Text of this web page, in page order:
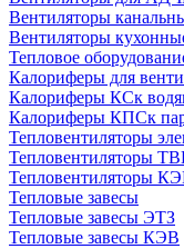
Вентиляторы
Вентиляторы
Тепловое
Калориферы для
Калориферы КСк
Калориферы КПСк
Тепловентиляторы
Тепловентиляторы
Тепловентиляторы
Тепловые завесы
Тепловые завесы ЭТЗ
Тепловые завесы КЭВ